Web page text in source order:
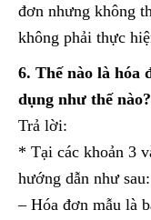
đơn nhưng không
không phải thực
6. Thế nào là hóa
dụng như thế nào?
Trả lời:
* Tại các khoản 3
hướng dẫn như sau:
– Hóa đơn mẫu là